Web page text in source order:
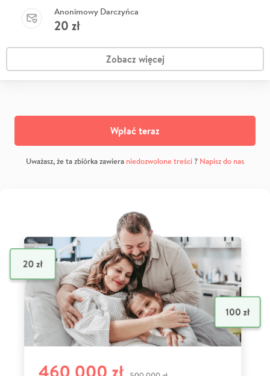
Anonimowy Darczyńca
20 zł
Zobacz więcej
Wpłać teraz
Uważasz, że ta zbiórka zawiera niedozwolone treści? Napisz do nas